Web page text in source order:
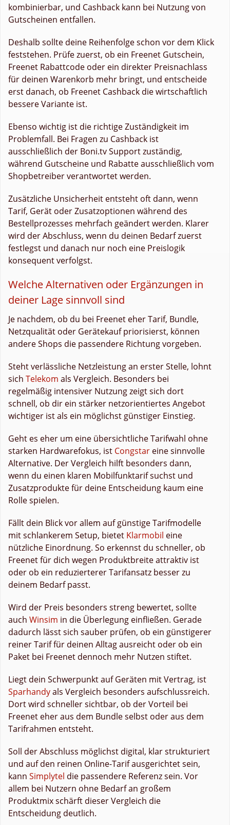
kombinierbar, und Cashback kann bei Nutzung von
Gutscheinen entfallen.
Deshalb sollte deine Reihenfolge schon vor dem Klick
feststehen. Prüfe zuerst, ob ein Freenet Gutschein,
Freenet Rabattcode oder ein direkter Preisnachlass
für deinen Warenkorb mehr bringt, und entscheide
erst danach, ob Freenet Cashback die wirtschaftlich
bessere Variante ist.
Ebenso wichtig ist die richtige Zuständigkeit im
Problemfall. Bei Fragen zu Cashback ist
ausschließlich der Boni.tv Support zuständig,
während Gutscheine und Rabatte ausschließlich vom
Shopbetreiber verantwortet werden.
Zusätzliche Unsicherheit entsteht oft dann, wenn
Tarif, Gerät oder Zusatzoptionen während des
Bestellprozesses mehrfach geändert werden. Klarer
wird der Abschluss, wenn du deinen Bedarf zuerst
festlegst und danach nur noch eine Preislogik
konsequent verfolgst.
Welche Alternativen oder Ergänzungen in
deiner Lage sinnvoll sind
Je nachdem, ob du bei Freenet eher Tarif, Bundle,
Netzqualität oder Gerätekauf priorisierst, können
andere Shops die passendere Richtung vorgeben.
Steht verlässliche Netzleistung an erster Stelle, lohnt
sich Telekom als Vergleich. Besonders bei
regelmäßig intensiver Nutzung zeigt sich dort
schnell, ob dir ein stärker netzorientiertes Angebot
wichtiger ist als ein möglichst günstiger Einstieg.
Geht es eher um eine übersichtliche Tarifwahl ohne
starken Hardwarefokus, ist Congstar eine sinnvolle
Alternative. Der Vergleich hilft besonders dann,
wenn du einen klaren Mobilfunktarif suchst und
Zusatzprodukte für deine Entscheidung kaum eine
Rolle spielen.
Fällt dein Blick vor allem auf günstige Tarifmodelle
mit schlankerem Setup, bietet Klarmobil eine
nützliche Einordnung. So erkennst du schneller, ob
Freenet für dich wegen Produktbreite attraktiv ist
oder ob ein reduzierterer Tarifansatz besser zu
deinem Bedarf passt.
Wird der Preis besonders streng bewertet, sollte
auch Winsim in die Überlegung einfließen. Gerade
dadurch lässt sich sauber prüfen, ob ein günstigerer
reiner Tarif für deinen Alltag ausreicht oder ob ein
Paket bei Freenet dennoch mehr Nutzen stiftet.
Liegt dein Schwerpunkt auf Geräten mit Vertrag, ist
Sparhandyals Vergleich besonders aufschlussreich.
Dort wird schneller sichtbar, ob der Vorteil bei
Freenet eher aus dem Bundle selbst oder aus dem
Tarifrahmen entsteht.
Soll der Abschluss möglichst digital, klar strukturiert
und auf den reinen Online-Tarif ausgerichtet sein,
kann Simplytel die passendere Referenz sein. Vor
allem bei Nutzern ohne Bedarf an großem
Produktmix schärft dieser Vergleich die
Entscheidung deutlich.